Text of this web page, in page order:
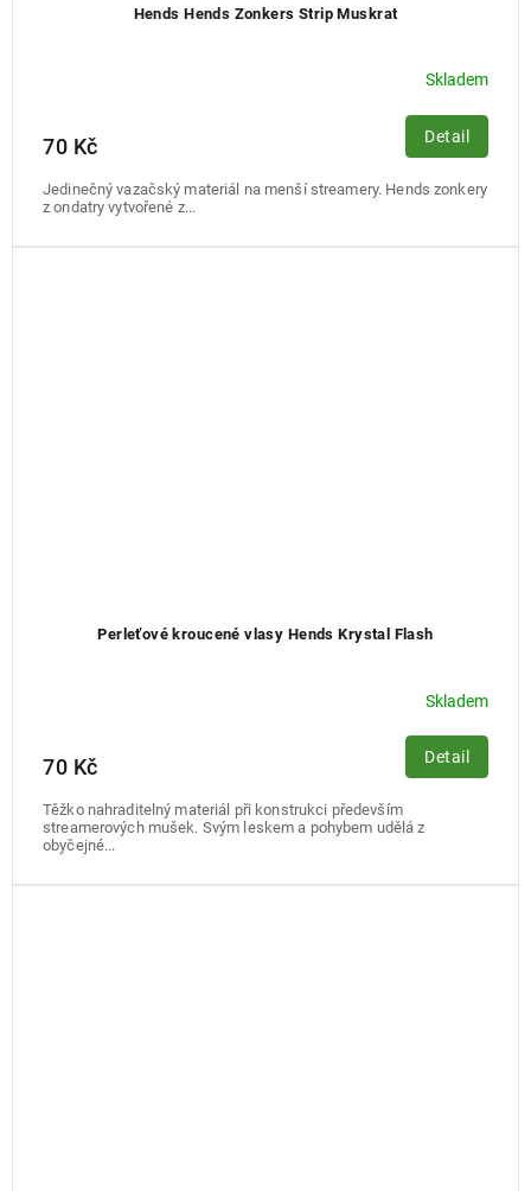
Hends Hends Zonkers Strip Muskrat
Skladem
70 Kč Detail
Jedinečný vazačský materiál na menší streamery. Hends zonkery
z ondatry vytvořené z...
Perleťové kroucené vlasy Hends Krystal Flash
Skladem
70 Kč Detail
Těžko nahraditelný materiál při konstrukci především
streamerových mušek. Svým leskem a pohybem udělá z
obyčejné...